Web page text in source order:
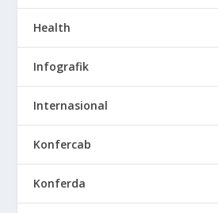
Health
Infografik
Internasional
Konfercab
Konferda